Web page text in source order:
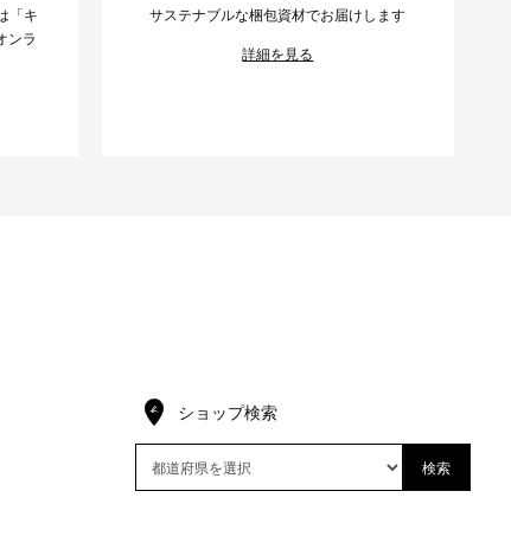
「キ
ンラ
サステナブルな梱包資材でお届けします
詳細を見る
ショップ検索
検索